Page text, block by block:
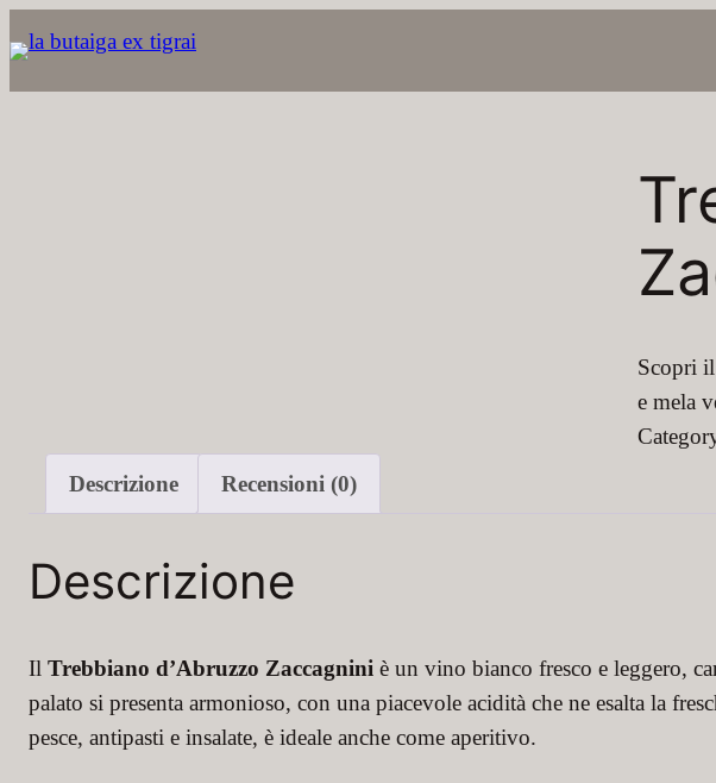
al
contenuto
Scopri
e mela
Descrizione
Recensioni (0)
Descrizione
Il Trebbiano d’Abruzzo Zaccagnini è un vino bianco fresco e leggero,
palato si presenta armonioso, con una piacevole acidità che ne esalta la
pesce, antipasti e insalate, è ideale anche come aperitivo.